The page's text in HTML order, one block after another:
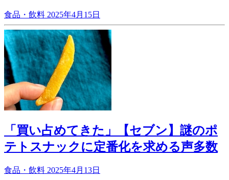
食品・飲料 2025年4月15日
「買い占めてきた」【セブン】謎のポ
テトスナックに定番化を求める声多数
食品・飲料 2025年4月13日